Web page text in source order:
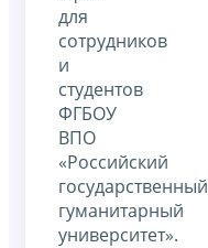
для
сотрудников
и
студентов
ФГБОУ
ВПО
«Российский
государственный
гуманитарный
университет».